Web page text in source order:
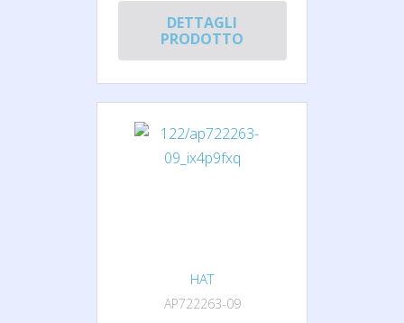
DETTAGLI
PRODOTTO
HAT
AP722263-09